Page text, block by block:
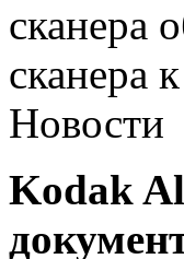
сканера
сканера
Новости
Kodak